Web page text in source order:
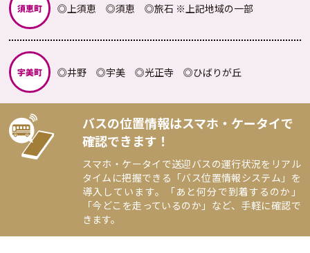
◎上須恵 ◎須恵 ◎旅石 ※上記地域の一部
◎井野 ◎宇美 ◎光正寺 ◎ひばりが丘
バスの位置情報はスマホ・ケータイで
確認できます！
スマホ・ケータイで送迎バスの運行状況をリアル
タイムに把握できる「バス位置情報システム」を
導入しています。「あと何分で到着するのか」
「今どこを走っているのか」など、手軽に確認で
きます。